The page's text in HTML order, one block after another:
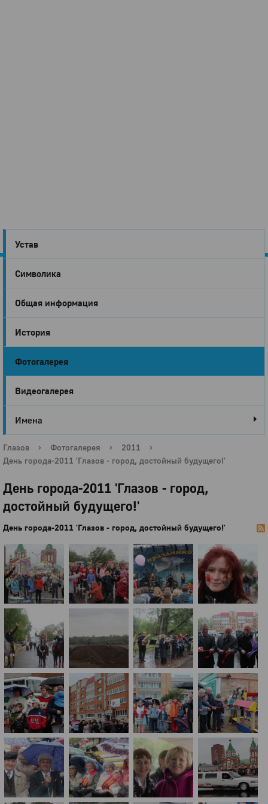
Город
Глазов
Устав
Символика
Общая информация
История
Фотогалерея
Видеогалерея
Имена
Глазов › Фотогалерея › 2011
›
День города-2011 'Глазов - город, достойный будущего!'
День города-2011 'Глазов - город,
достойный будущего!'
День города-2011 'Глазов - город, достойный будущего!'